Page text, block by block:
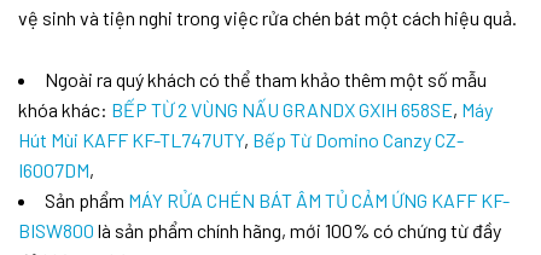
vệ sinh và tiện nghi trong việc rửa chén bát một cách hiệu quả.
Ngoài ra quý khách có thể tham khảo thêm một số mẫu
khóa khác: BẾP TỪ 2 VÙNG NẤU GRANDX GXIH 658SE, Máy
Hút Mùi KAFF KF-TL747UTY, Bếp Từ Domino Canzy CZ-
I6007DM,
Sản phẩm MÁY RỬA CHÉN BÁT ÂM TỦ CẢM ỨNG KAFF KF-
BISW800 là sản phẩm chính hãng, mới 100% có chứng từ đầy